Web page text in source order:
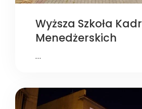
Wyższa Szkoła Kadr
Menedżerskich
…